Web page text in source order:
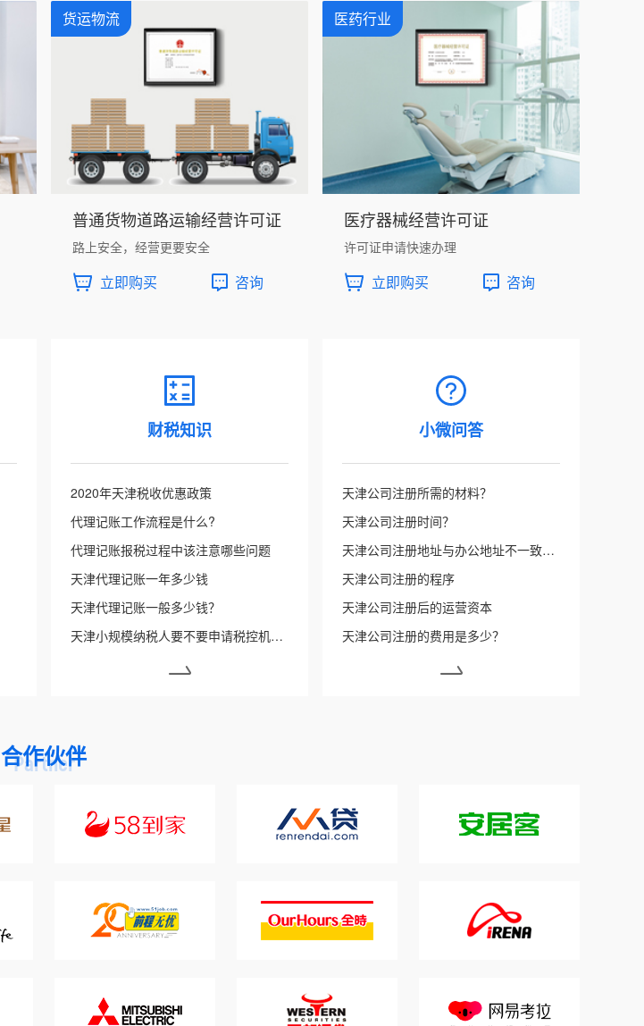
货运物流
普通货物道路运输经营许可证
路上安全，经营更要安全
立即购买 咨询
医药行业
医疗器械经营许可证
许可证申请快速办理
立即购买 咨询
财税知识
2020年天津税收优惠政策
代理记账工作流程是什么?
代理记账报税过程中该注意哪些问题
天津代理记账一年多少钱
天津代理记账一般多少钱？
天津小规模纳税人要不要申请税控机呢？
小微问答
天津公司注册所需的材料？
天津公司注册时间？
天津公司注册地址与办公地址不一致可以吗?
天津公司注册的程序
天津公司注册后的运营资本
天津公司注册的费用是多少？
合作伙伴
Partner